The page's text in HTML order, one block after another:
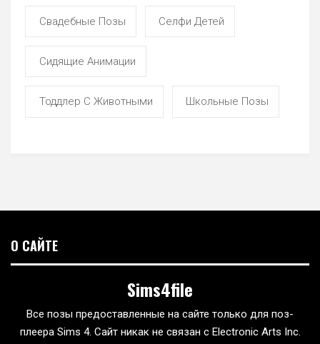
Свадебные Позы Селфи Детей
Сидящие Анимации
Тоддлер С Животными Школьные Позы
О САЙТЕ
Sims4file
Все позы предоставленные на сайте только для поз-
плеера Sims 4. Сайт никак не связан с Electronic Arts Inc.